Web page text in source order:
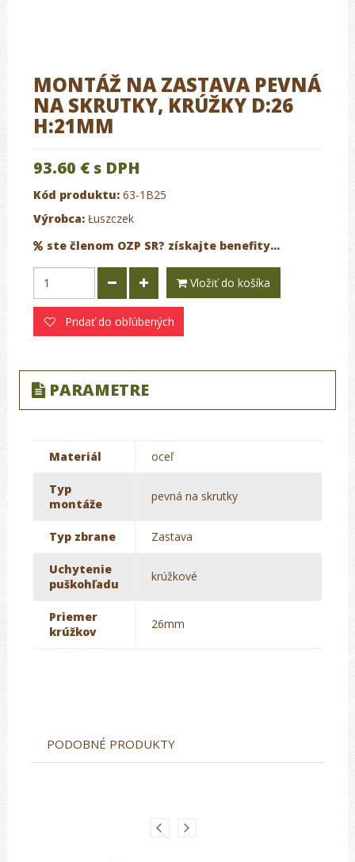
MONTÁŽ NA ZASTAVA PEVNÁ
NA SKRUTKY, KRÚŽKY D:26
H:21MM
93.60 € s DPH
Kód produktu: 63-1B25
Výrobca: Łuszczek
ste členom OZP SR? získajte benefity...
Vložiť do košíka
Pridať do obľúbených
PARAMETRE
Materiál oceľ
Typ
montáže
pevná na skrutky
Typ zbrane Zastava
Uchytenie
puškohľadu
krúžkové
Priemer
krúžkov
26mm
PODOBNÉ PRODUKTY